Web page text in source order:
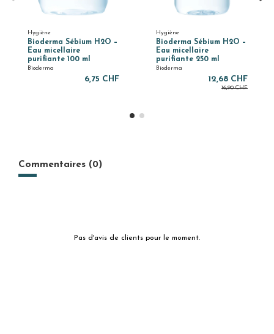
Hygiène
Bioderma Sébium H2O –
Eau micellaire
purifiante 100 ml
Bioderma
6,75 CHF
Hygiène
Bioderma Sébium H2O –
Eau micellaire
purifiante 250 ml
Bioderma
12,68 CHF
16,90 CHF
Commentaires (0)
Pas d'avis de clients pour le moment.